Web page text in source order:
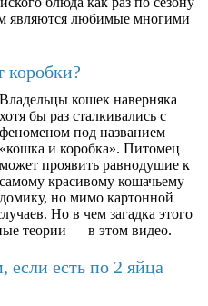
являются любимые многими
коробки?
Владельцы кошек наверняка
хотя бы раз сталкивались с
феноменом под названием
«кошка и коробка». Питомец
может проявить равнодушие к
самому красивому кошачьему
домику, но мимо картонной
Но в чем загадка этого
теории — в этом видео.
если есть по 2 яйца